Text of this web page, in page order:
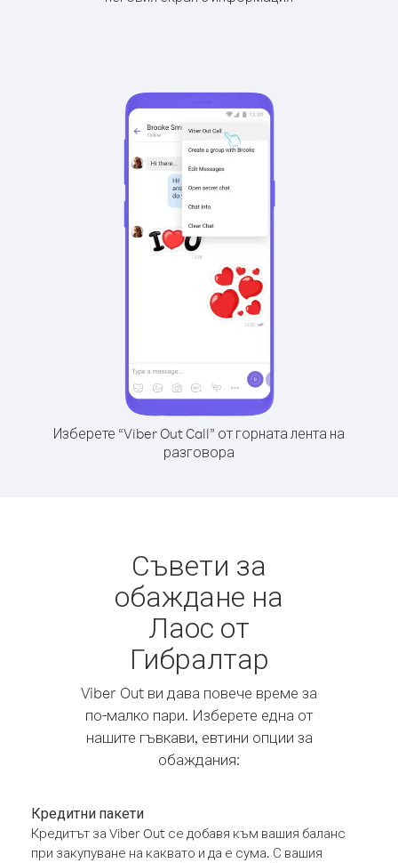
Изберете “Viber Out Call” от горната лента на
разговора
Съвети за
обаждане на
Лаос от
Гибралтар
Viber Out ви дава повече време за
по-малко пари. Изберете една от
нашите гъвкави, евтини опции за
обаждания:
Кредитни пакети
Кредитът за Viber Out се добавя към вашия баланс
при закупуване на каквато и да е сума. С вашия